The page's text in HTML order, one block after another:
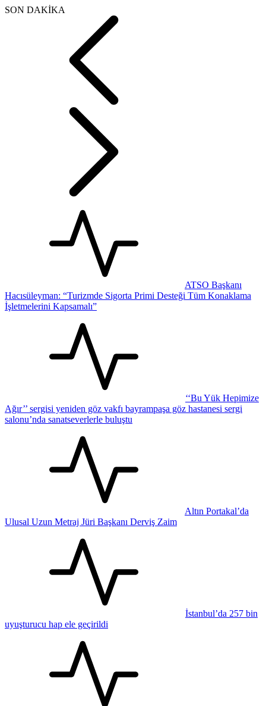
SON DAKİKA
ATSO Başkanı
Hacısüleyman: “Turizmde Sigorta Primi Desteği Tüm Konaklama
İşletmelerini Kapsamalı”
‘‘Bu Yük Hepimize
Ağır’’ sergisi yeniden göz vakfı bayrampaşa göz hastanesi sergi
salonu’nda sanatseverlerle buluştu
Altın Portakal’da
Ulusal Uzun Metraj Jüri Başkanı Derviş Zaim
İstanbul’da 257 bin
uyuşturucu hap ele geçirildi